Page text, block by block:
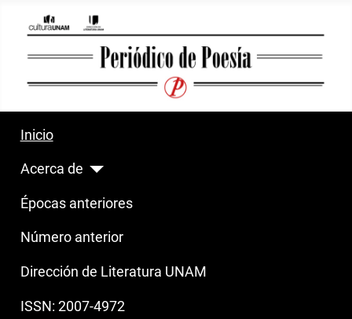
Inicio
Acerca de
Épocas anteriores
Número anterior
Dirección de Literatura UNAM
ISSN: 2007-4972